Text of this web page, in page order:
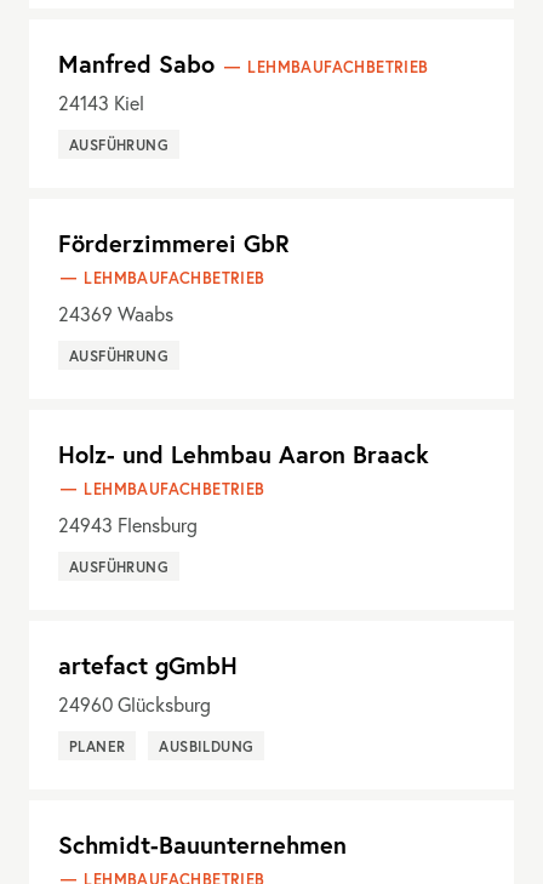
Manfred Sabo LEHMBAUFACHBETRIEB
24143 Kiel
AUSFÜHRUNG
Förderzimmerei GbR
LEHMBAUFACHBETRIEB
24369 Waabs
AUSFÜHRUNG
Holz- und Lehmbau Aaron Braack
LEHMBAUFACHBETRIEB
24943 Flensburg
AUSFÜHRUNG
artefact gGmbH
24960Glücksburg
PLANER AUSBILDUNG
Schmidt-Bauunternehmen
LEHMBAUFACHBETRIEB